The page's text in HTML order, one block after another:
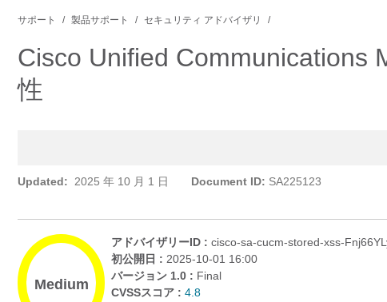
サポート 製品サポート セキュリティ アドバイザリ
Cisco Unified Communications
性
Updated: 2025 年 10 月 1 日 Document ID: SA225123
Medium
アドバイザリーID :cisco-sa-cucm-stored-xss-
初公開日 : 2025-10-01 16:00
バージョン 1.0 : Final
CVSSスコア :4.8